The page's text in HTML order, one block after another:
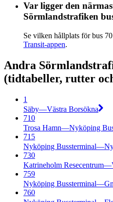
Var ligger den
Sörmlandstrafiken
Se vilken hållplats för bus
Transit-appen.
Andra
(tidtabeller, rutter
1
Säby—Västra Borsökna
710
Trosa Hamn—Nyköping
715
Nyköping
730
Katrineholm
759
Nyköping
760